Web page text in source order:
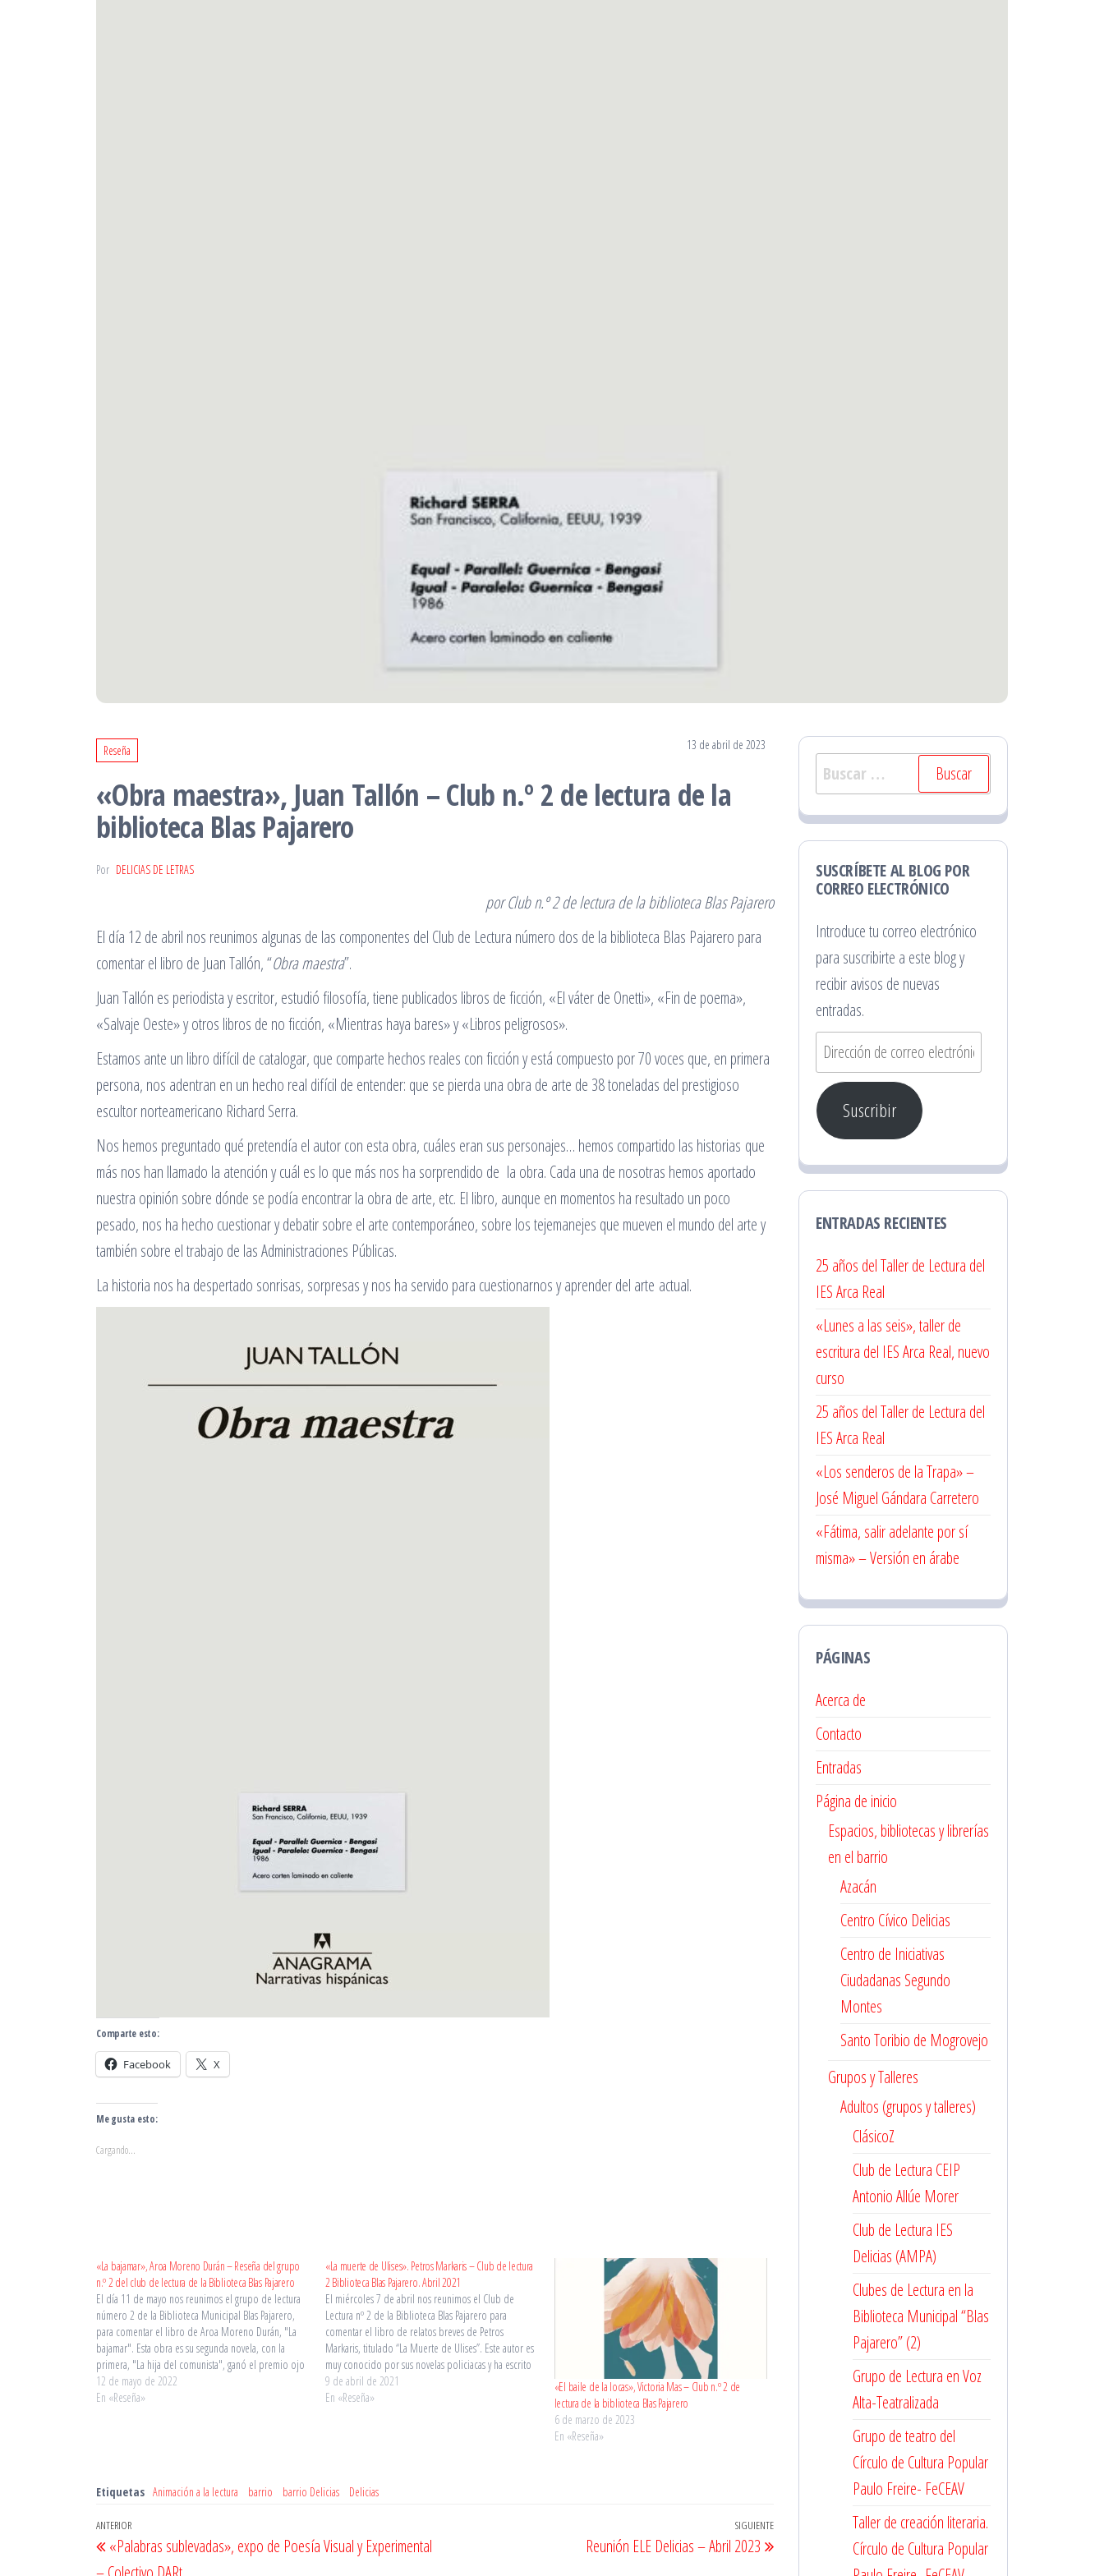
Reseña 13 de abril de 2023
«Obra maestra», Juan Tallón – Club n.º 2 de lectura de la
biblioteca Blas Pajarero
Por DELICIAS DE LETRAS
por Club n.º 2 de lectura de la biblioteca Blas Pajarero
El día 12 de abril nos reunimos algunas de las componentes del Club de Lectura número dos de la biblioteca Blas Pajarero para
comentar el libro de Juan Tallón, “Obra maestra”.
Juan Tallón es periodista y escritor, estudió filosofía, tiene publicados libros de ficción, «El váter de Onetti», «Fin de poema»,
«Salvaje Oeste» y otros libros de no ficción, «Mientras haya bares» y «Libros peligrosos».
Estamos ante un libro difícil de catalogar, que comparte hechos reales con ficción y está compuesto por 70 voces que, en primera
persona, nos adentran en un hecho real difícil de entender: que se pierda una obra de arte de 38 toneladas del prestigioso
escultor norteamericano Richard Serra.
Nos hemos preguntado qué pretendía el autor con esta obra, cuáles eran sus personajes… hemos compartido las historias que
más nos han llamado la atención y cuál es lo que más nos ha sorprendido de la obra. Cada una de nosotras hemos aportado
nuestra opinión sobre dónde se podía encontrar la obra de arte, etc. El libro, aunque en momentos ha resultado un poco
pesado, nos ha hecho cuestionar y debatir sobre el arte contemporáneo, sobre los tejemanejes que mueven el mundo del arte y
también sobre el trabajo de las Administraciones Públicas.
La historia nos ha despertado sonrisas, sorpresas y nos ha servido para cuestionarnos y aprender del arte actual.
Comparte esto:
Facebook X
Me gusta esto:
Cargando...
«La bajamar», Aroa Moreno Durán – Reseña del grupo
n.º 2 del club de lectura de la Biblioteca Blas Pajarero
El día 11 de mayo nos reunimos el grupo de lectura
número 2 de la Biblioteca Municipal Blas Pajarero,
para comentar el libro de Aroa Moreno Durán, "La
bajamar". Esta obra es su segunda novela, con la
primera, "La hija del comunista", ganó el premio ojo
crítico. Aroa Moreno Durán…
12 de mayo de 2022
En «Reseña»
«La muerte de Ulises». Petros Markaris – Club de lectura
2 Biblioteca Blas Pajarero. Abril 2021
El miércoles 7 de abril nos reunimos el Club de
Lectura nº 2 de la Biblioteca Blas Pajarero para
comentar el libro de relatos breves de Petros
Markaris, titulado “La Muerte de Ulises”. Este autor es
muy conocido por sus novelas policiacas y ha escrito
también guiones de cine y…
9 de abril de 2021
En «Reseña»
«El baile de la locas», Victoria Mas – Club n.º 2 de
lectura de la biblioteca Blas Pajarero
6 de marzo de 2023
En «Reseña»
Etiquetas Animación a la lectura barrio barrio Delicias Delicias
Navegación
de
Entrada
anterior
ANTERIOR
«Palabras sublevadas», expo de Poesía Visual y Experimental
Entrada
siguiente
SIGUIENTE
Reunión ELE Delicias – Abril 2023
Buscar:
SUSCRÍBETE AL BLOG POR
CORREO ELECTRÓNICO
Introduce tu correo electrónico
para suscribirte a este blog y
recibir avisos de nuevas
entradas.
Dirección
de
correo
electrónico
Suscribir
ENTRADAS RECIENTES
25 años del Taller de Lectura del
IES Arca Real
«Lunes a las seis», taller de
escritura del IES Arca Real, nuevo
curso
25 años del Taller de Lectura del
IES Arca Real
«Los senderos de la Trapa» –
José Miguel Gándara Carretero
«Fátima, salir adelante por sí
misma» – Versión en árabe
PÁGINAS
Acerca de
Contacto
Entradas
Página de inicio
Espacios, bibliotecas y librerías
en el barrio
Azacán
Centro Cívico Delicias
Centro de Iniciativas
Ciudadanas Segundo
Montes
Santo Toribio de Mogrovejo
Grupos y Talleres
Adultos (grupos y talleres)
ClásicoZ
Club de Lectura CEIP
Antonio Allúe Morer
Club de Lectura IES
Delicias (AMPA)
Clubes de Lectura en la
Biblioteca Municipal “Blas
Pajarero” (2)
Grupo de Lectura en Voz
Alta-Teatralizada
Grupo de teatro del
Círculo de Cultura Popular
Paulo Freire- FeCEAV
Taller de creación literaria.
Círculo de Cultura Popular